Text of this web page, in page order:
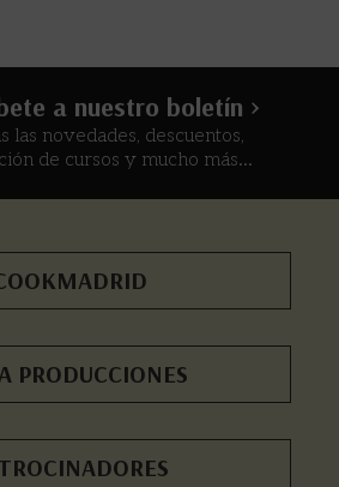
a nuestro boletín >
las novedades, descuentos,
de cursos y mucho más...
PRODUCCIONES